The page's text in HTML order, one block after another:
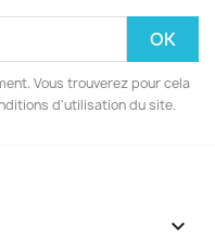
Vous trouverez pour cela
d'utilisation du site.
